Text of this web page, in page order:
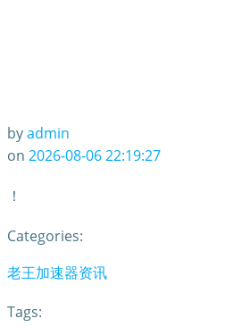
byadmin
on 2026-08-06 22:19:27
！
Categories:
老王加速器资讯
Tags: